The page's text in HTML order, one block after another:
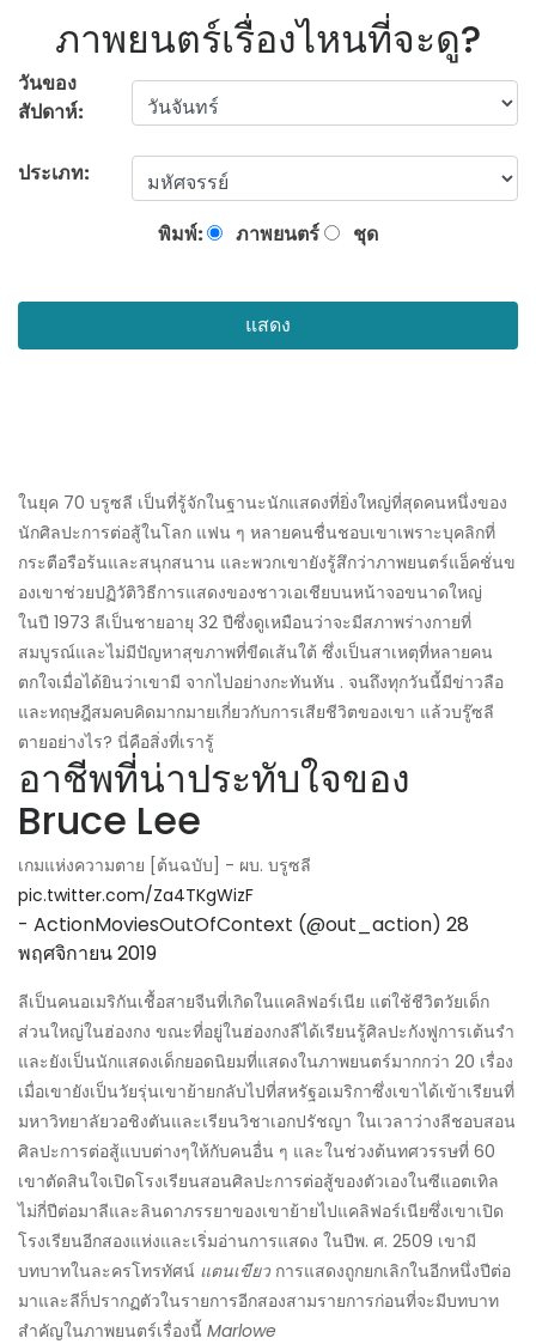
ภาพยนตร์เรื่องไหนที่จะดู?
วันของ
สัปดาห์:
ประเภท:
พิมพ์: ภาพยนตร์ ชุด
แสดง
ในยุค 70 บรูซลี เป็นที่รู้จักในฐานะนักแสดงที่ยิ่งใหญ่ที่สุดคนหนึ่งของ
นักศิลปะการต่อสู้ในโลก แฟน ๆ หลายคนชื่นชอบเขาเพราะบุคลิกที่
กระตือรือร้นและสนุกสนาน และพวกเขายังรู้สึกว่าภาพยนตร์แอ็คชั่นข
องเขาช่วยปฏิวัติวิธีการแสดงของชาวเอเชียบนหน้าจอขนาดใหญ่
ในปี 1973 ลีเป็นชายอายุ 32 ปีซึ่งดูเหมือนว่าจะมีสภาพร่างกายที่
สมบูรณ์และไม่มีปัญหาสุขภาพที่ขีดเส้นใต้ ซึ่งเป็นสาเหตุที่หลายคน
ตกใจเมื่อได้ยินว่าเขามี จากไปอย่างกะทันหัน . จนถึงทุกวันนี้มีข่าวลือ
และทฤษฎีสมคบคิดมากมายเกี่ยวกับการเสียชีวิตของเขา แล้วบรู๊ซลี
ตายอย่างไร? นี่คือสิ่งที่เรารู้
อาชีพที่น่าประทับใจของ
Bruce Lee
เกมแห่งความตาย [ต้นฉบับ] - ผบ. บรูซลี
pic.twitter.com/Za4TKgWizF
- ActionMoviesOutOfContext (@out_action) 28
พฤศจิกายน 2019
ลีเป็นคนอเมริกันเชื้อสายจีนที่เกิดในแคลิฟอร์เนีย แต่ใช้ชีวิตวัยเด็ก
ส่วนใหญ่ในฮ่องกง ขณะที่อยู่ในฮ่องกงลีได้เรียนรู้ศิลปะกังฟูการเต้นรำ
และยังเป็นนักแสดงเด็กยอดนิยมที่แสดงในภาพยนตร์มากกว่า 20 เรื่อง
เมื่อเขายังเป็นวัยรุ่นเขาย้ายกลับไปที่สหรัฐอเมริกาซึ่งเขาได้เข้าเรียนที่
มหาวิทยาลัยวอชิงตันและเรียนวิชาเอกปรัชญา ในเวลาว่างลีชอบสอน
ศิลปะการต่อสู้แบบต่างๆให้กับคนอื่น ๆ และในช่วงต้นทศวรรษที่ 60
เขาตัดสินใจเปิดโรงเรียนสอนศิลปะการต่อสู้ของตัวเองในซีแอตเทิล
ไม่กี่ปีต่อมาลีและลินดาภรรยาของเขาย้ายไปแคลิฟอร์เนียซึ่งเขาเปิด
โรงเรียนอีกสองแห่งและเริ่มอ่านการแสดง ในปีพ. ศ. 2509 เขามี
บทบาทในละครโทรทัศน์ แตนเขียว การแสดงถูกยกเลิกในอีกหนึ่งปีต่อ
มาและลีก็ปรากฏตัวในรายการอีกสองสามรายการก่อนที่จะมีบทบาท
สำคัญในภาพยนตร์เรื่องนี้ Marlowe